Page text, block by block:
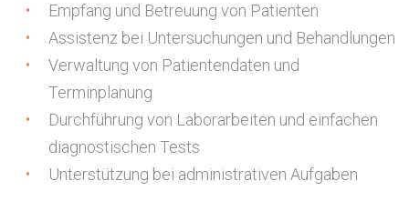
Empfang und Betreuung von Patienten
Assistenz bei Untersuchungen und Behandlungen
Verwaltung von Patientendaten und
Terminplanung
Durchführung von Laborarbeiten und einfachen
diagnostischen Tests
Unterstützung bei administrativen Aufgaben